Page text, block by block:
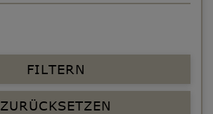
FILTERN
ZURÜCKSETZEN